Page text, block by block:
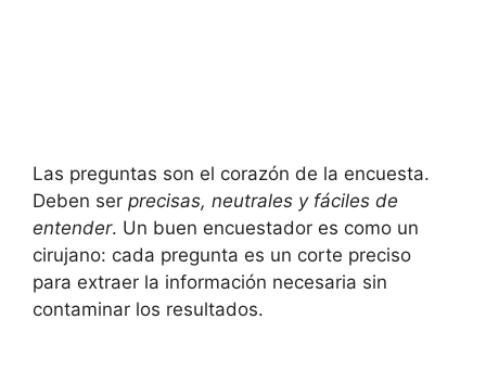
Las preguntas son el corazón de la encuesta.
Deben ser precisas, neutrales y fáciles de
entender. Un buen encuestador es como un
cirujano: cada pregunta es un corte preciso
para extraer la información necesaria sin
contaminar los resultados.